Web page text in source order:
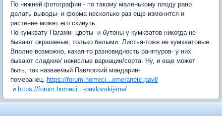
По нижней фотографии - по такому маленькому плоду рано
делать выводы- и форма несколько раз еще изменится и
растение может его скинуть.
По кумквату Нагами- цветы и бутоны у кумкватов никогда не
бывают окрашеные, только белыми. Листья-тоже не кумкватовые.
Вполне возможно, какая-то разновидность рангпуров- у них
бывают сладкие/ некислые вариации/сорта. Ну, и еще может
быть, так назваемый Павлоский мандарин-
померанец. https://forum.homeci...omeranetc-pavl/
и https://forum.homeci...-pavlovskij-ma/